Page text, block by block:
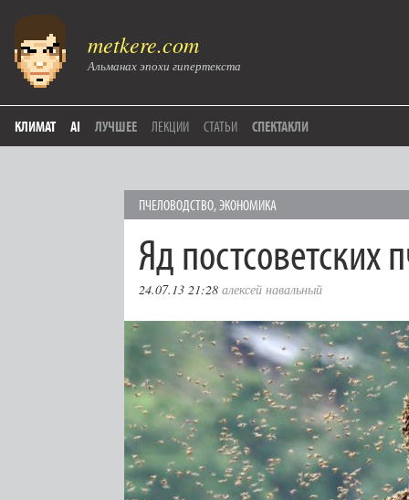
metkere.com
Альманах эпохи гипертекста
КЛИМАТ AI ЛУЧШЕЕ ЛЕКЦИИ СТАТЬИ СПЕКТАКЛИ
ПЧЕЛОВОДСТВО,ЭКОНОМИКА
Яд постсоветских
24.07.13 21:28 алексей навальный